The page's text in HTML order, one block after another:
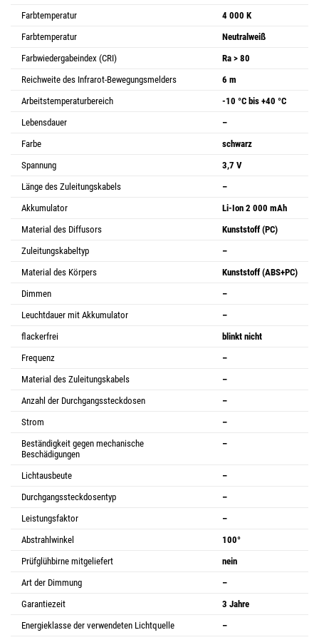
Farbtemperatur
4 000 K
Farbtemperatur
Neutralweiß
Farbwiedergabeindex (CRI)
Ra > 80
Reichweite des Infrarot-Bewegungsmelders
6 m
Arbeitstemperaturbereich
-10 °C bis +40 °C
Lebensdauer
–
Farbe
schwarz
Spannung
3,7 V
Länge des Zuleitungskabels
–
Akkumulator
Li-Ion 2 000 mAh
Material des Diffusors
Kunststoff (PC)
Zuleitungskabeltyp
–
Material des Körpers
Kunststoff (ABS+PC)
Dimmen
–
Leuchtdauer mit Akkumulator
–
flackerfrei
blinkt nicht
Frequenz
–
Material des Zuleitungskabels
–
Anzahl der Durchgangssteckdosen
–
Strom
–
Beständigkeit gegen mechanische
Beschädigungen
–
Lichtausbeute
–
Durchgangssteckdosentyp
–
Leistungsfaktor
–
Abstrahlwinkel
100°
Prüfglühbirne mitgeliefert
nein
Art der Dimmung
–
Garantiezeit
3 Jahre
Energieklasse der verwendeten Lichtquelle
–